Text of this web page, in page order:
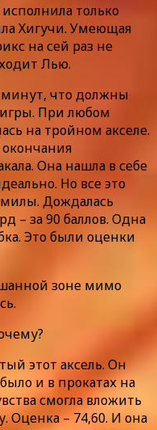
только
Хигучи. Умеющая
на сей раз не
Лью.
минут, что должны
При любом
на тройном акселе.
окончания
Она нашла в себе
Но все это
Дождалась
– за 90 баллов. Одна
Это были оценки
зоне мимо
этот аксель. Он
и в прокатах на
смогла вложить
Оценка – 74,60. И она